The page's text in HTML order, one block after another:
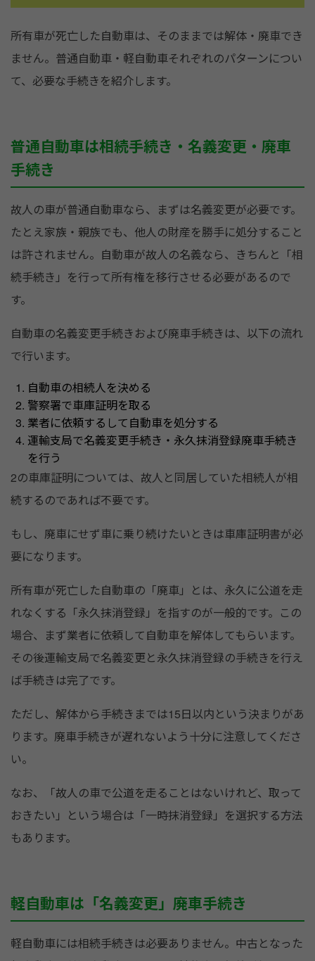
所有車が死亡した自動車は、そのままでは解体・廃車でき
ません。普通自動車・軽自動車それぞれのパターンについ
て、必要な手続きを紹介します。
普通自動車は相続手続き・名義変更・廃車
手続き
故人の車が普通自動車なら、まずは名義変更が必要です。
たとえ家族・親族でも、他人の財産を勝手に処分すること
は許されません。自動車が故人の名義なら、きちんと「相
続手続き」を行って所有権を移行させる必要があるので
す。
自動車の名義変更手続きおよび廃車手続きは、以下の流れ
で行います。
自動車の相続人を決める
警察署で車庫証明を取る
業者に依頼するして自動車を処分する
運輸支局で名義変更手続き・永久抹消登録廃車手続き
を行う
2の車庫証明については、故人と同居していた相続人が相
続するのであれば不要です。
もし、廃車にせず車に乗り続けたいときは車庫証明書が必
要になります。
所有車が死亡した自動車の「廃車」とは、永久に公道を走
れなくする「永久抹消登録」を指すのが一般的です。この
場合、まず業者に依頼して自動車を解体してもらいます。
その後運輸支局で名義変更と永久抹消登録の手続きを行え
ば手続きは完了です。
ただし、解体から手続きまでは15日以内という決まりがあ
ります。廃車手続きが遅れないよう十分に注意してくださ
い。
なお、「故人の車で公道を走ることはないけれど、取って
おきたい」という場合は「一時抹消登録」を選択する方法
もあります。
軽自動車は「名義変更」廃車手続き
軽自動車には相続手続きは必要ありません。中古となった